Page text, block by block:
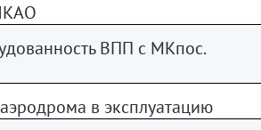
ВПП с МКпос.
в эксплуатацию